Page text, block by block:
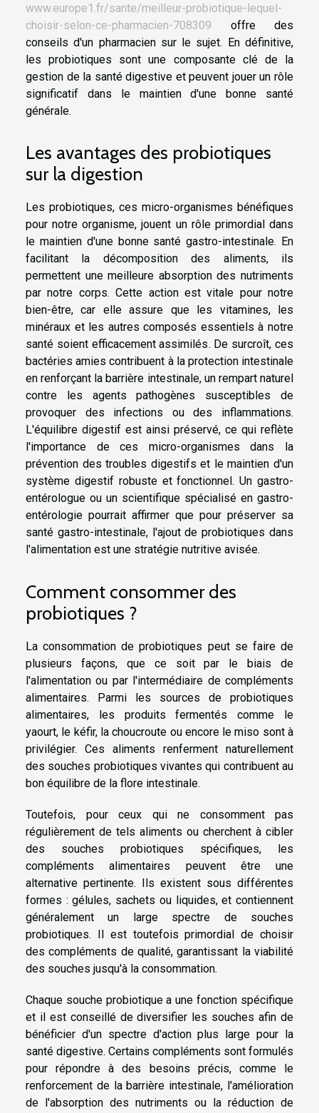
www.europe1.fr/sante/meilleur-probiotique-lequel-
choisir-selon-ce-pharmacien-708309 offre des
conseils d'un pharmacien sur le sujet. En définitive,
les probiotiques sont une composante clé de la
gestion de la santé digestive et peuvent jouer un rôle
significatif dans le maintien d'une bonne santé
générale.
Les avantages des probiotiques
sur la digestion
Les probiotiques, ces micro-organismes bénéfiques
pour notre organisme, jouent un rôle primordial dans
le maintien d'une bonne santé gastro-intestinale. En
facilitant la décomposition des aliments, ils
permettent une meilleure absorption des nutriments
par notre corps. Cette action est vitale pour notre
bien-être, car elle assure que les vitamines, les
minéraux et les autres composés essentiels à notre
santé soient efficacement assimilés. De surcroît, ces
bactéries amies contribuent à la protection intestinale
en renforçant la barrière intestinale, un rempart naturel
contre les agents pathogènes susceptibles de
provoquer des infections ou des inflammations.
L'équilibre digestif est ainsi préservé, ce qui reflète
l'importance de ces micro-organismes dans la
prévention des troubles digestifs et le maintien d'un
système digestif robuste et fonctionnel. Un gastro-
entérologue ou un scientifique spécialisé en gastro-
entérologie pourrait affirmer que pour préserver sa
santé gastro-intestinale, l'ajout de probiotiques dans
l'alimentation est une stratégie nutritive avisée.
Comment consommer des
probiotiques ?
La consommation de probiotiques peut se faire de
plusieurs façons, que ce soit par le biais de
l'alimentation ou par l'intermédiaire de compléments
alimentaires. Parmi les sources de probiotiques
alimentaires, les produits fermentés comme le
yaourt, le kéfir, la choucroute ou encore le miso sont à
privilégier. Ces aliments renferment naturellement
des souches probiotiques vivantes qui contribuent au
bon équilibre de la flore intestinale.
Toutefois, pour ceux qui ne consomment pas
régulièrement de tels aliments ou cherchent à cibler
des souches probiotiques spécifiques, les
compléments alimentaires peuvent être une
alternative pertinente. Ils existent sous différentes
formes : gélules, sachets ou liquides, et contiennent
généralement un large spectre de souches
probiotiques. Il est toutefois primordial de choisir
des compléments de qualité, garantissant la viabilité
des souches jusqu'à la consommation.
Chaque souche probiotique a une fonction spécifique
et il est conseillé de diversifier les souches afin de
bénéficier d'un spectre d'action plus large pour la
santé digestive. Certains compléments sont formulés
pour répondre à des besoins précis, comme le
renforcement de la barrière intestinale, l'amélioration
de l'absorption des nutriments ou la réduction de